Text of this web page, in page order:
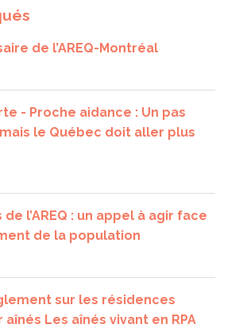
de l’AREQ-Montréal
- Proche aidance : Un pas
le Québec doit aller plus
l’AREQ : un appel à agir face
de la population
sur les résidences
Les aînés vivant en RPA